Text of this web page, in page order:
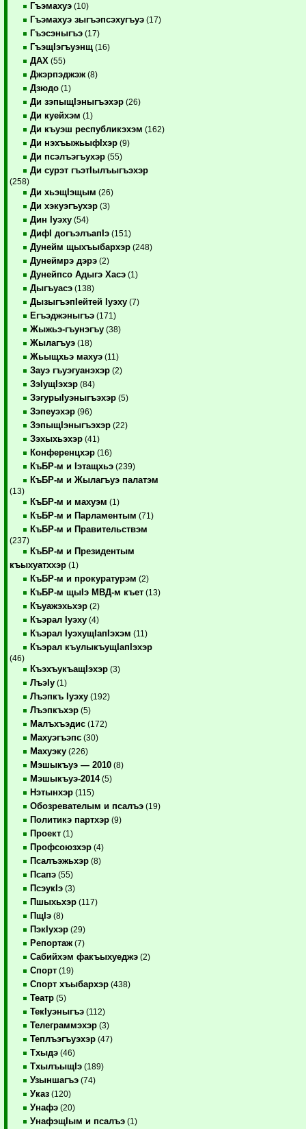
Гъэмахуэ (10)
Гъэмахуэ зыгъэпсэхугъуэ (17)
Гъэсэныгъэ (17)
ГъэщIэгъуэнщ (16)
ДАХ (55)
Джэрпэджэж (8)
Дзюдо (1)
Ди зэпыщIэныгъэхэр (26)
Ди куейхэм (1)
Ди къуэш республикэхэм (162)
Ди нэхъыжьыфIхэр (9)
Ди псэлъэгъухэр (55)
Ди сурэт гъэтIылъыгъэхэр
(258)
Ди хьэщIэщым (26)
Ди хэкуэгъухэр (3)
Дин Iуэху (54)
ДифI догъэлъапIэ (151)
Дунейм щыхъыбархэр (248)
Дунеймрэ дэрэ (2)
Дунейпсо Адыгэ Хасэ (1)
Дыгъуасэ (138)
ДызыгъэпIейтей Iуэху (7)
Егъэджэныгъэ (171)
Жыжьэ-гъунэгъу (38)
Жылагъуэ (18)
Жьыщхьэ махуэ (11)
Зауэ гъуэгуанэхэр (2)
ЗэIущIэхэр (84)
ЗэгурыIуэныгъэхэр (5)
Зэпеуэхэр (96)
ЗэпыщIэныгъэхэр (22)
Зэхыхьэхэр (41)
Конференцхэр (16)
КъБР-м и Iэтащхьэ (239)
КъБР-м и Жылагъуэ палатэм
(13)
КъБР-м и махуэм (1)
КъБР-м и Парламентым (71)
КъБР-м и Правительствэм
(237)
КъБР-м и Президентым
къыхуатххэр (1)
КъБР-м и прокуратурэм (2)
КъБР-м щыIэ МВД-м къет (13)
Къуажэхьхэр (2)
Къэрал Iуэху (4)
Къэрал IуэхущIапIэхэм (11)
Къэрал къулыкъущIапIэхэр
(46)
КъэхъукъащIэхэр (3)
ЛъэIу (1)
Лъэпкъ Iуэху (192)
Лъэпкъхэр (5)
Малъхъэдис (172)
Махуэгъэпс (30)
Махуэку (226)
Мэшыкъуэ — 2010 (8)
Мэшыкъуэ-2014(5)
Нэтынхэр (115)
Обозревателым и псалъэ (19)
Политикэ партхэр (9)
Проект (1)
Профсоюзхэр (4)
Псалъэжьхэр (8)
Псапэ (55)
ПсэукIэ (3)
Пшыхьхэр (117)
ПщIэ (8)
ПэкIухэр (29)
Репортаж (7)
Сабийхэм факъыхуеджэ (2)
Спорт (19)
Спорт хъыбархэр (438)
Театр (5)
ТекIуэныгъэ (112)
Телеграммэхэр (3)
Теплъэгъуэхэр (47)
Тхыдэ (46)
ТхылъыщIэ (189)
Узыншагъэ (74)
Указ (120)
Унафэ (20)
УнафэщIым и псалъэ (1)